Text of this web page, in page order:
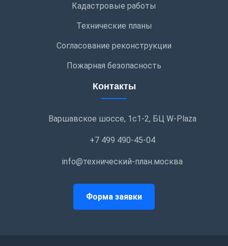
Кадастровые работы
Технические планы
Согласование реконструкции
Пожарная безопасность
Контакты
Варшавское шоссе, 1с1-2, БЦ W-Plaza
+7 499 490-45-04
info@технический-план.москва
Форма заявки